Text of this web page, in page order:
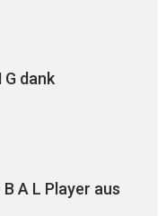
G dank
B A L Player aus